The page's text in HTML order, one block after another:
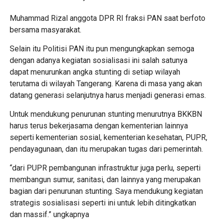
Muhammad Rizal anggota DPR RI fraksi PAN saat berfoto
bersama masyarakat.
Selain itu Politisi PAN itu pun mengungkapkan semoga
dengan adanya kegiatan sosialisasi ini salah satunya
dapat menurunkan angka stunting di setiap wilayah
terutama di wilayah Tangerang. Karena di masa yang akan
datang generasi selanjutnya harus menjadi generasi emas.
Untuk mendukung penurunan stunting menurutnya BKKBN
harus terus bekerjasama dengan kementerian lainnya
seperti kementerian sosial, kementerian kesehatan, PUPR,
pendayagunaan, dan itu merupakan tugas dari pemerintah.
“dari PUPR pembangunan infrastruktur juga perlu, seperti
membangun sumur, sanitasi, dan lainnya yang merupakan
bagian dari penurunan stunting. Saya mendukung kegiatan
strategis sosialisasi seperti ini untuk lebih ditingkatkan
dan massif.” ungkapnya